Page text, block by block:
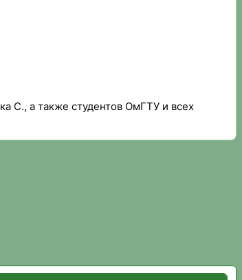
С., а также студентов ОмГТУ и всех